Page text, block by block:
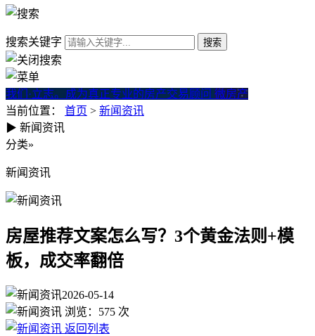
搜索关键字
我们·立志。成为真正专业的房产交易顾问 微房产
当前位置： 首页 > 新闻资讯
房屋推荐文案怎么写？3个黄
▶ 新闻资讯
分类»
新闻资讯
房屋推荐文案怎么写？3个黄金法则+模
板，成交率翻倍
2026-05-14
浏览： 575 次
返回列表